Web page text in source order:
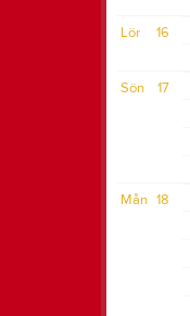
16
Lör
17
Sön
18
Mån